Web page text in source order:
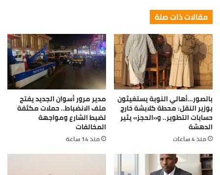
مقالات ذات صلة
بالصور…أهالي النوبة يستغيثون
بوزير النقل: محطة كلابشة خارج
حسابات التطوير.. و«الحجز» يثير
الدهشة
منذ 4 ساعات
مدير مرور أسوان الجديد يفتح
ملف الانضباط.. حملات مكثفة
لضبط الشارع ومواجهة
المخالفات
منذ 14 ساعة